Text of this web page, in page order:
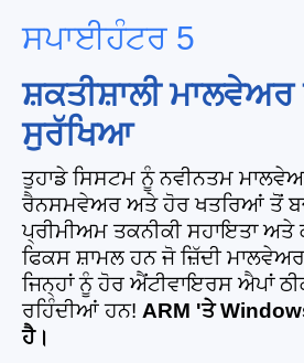
ਸਪਾਈਹੰਟਰ 5
ਸ਼ਕਤੀਸ਼ਾਲੀ
ਸੁਰੱਖਿਆ
ਤੁਹਾਡੇ ਸਿਸਟਮ ਨੂੰ ਨਵੀਨਤਮ
ਰੈਨਸਮਵੇਅਰ ਅਤੇ ਹੋਰ ਖਤਰਿਆਂ ਤੋਂ
ਪ੍ਰੀਮੀਅਮ ਤਕਨੀਕੀ ਸਹਾਇਤਾ
ਫਿਕਸ ਸ਼ਾਮਲ ਹਨ ਜੋ ਜ਼ਿੱਦੀ
ਜਿਨ੍ਹਾਂ ਨੂੰ ਹੋਰ ਐਂਟੀਵਾਇਰਸ ਐਪਾਂ
ਰਹਿੰਦੀਆਂ ਹਨ! ARM 'ਤੇ
ਹੈ।